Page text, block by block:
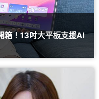
！13吋大平板支援AI